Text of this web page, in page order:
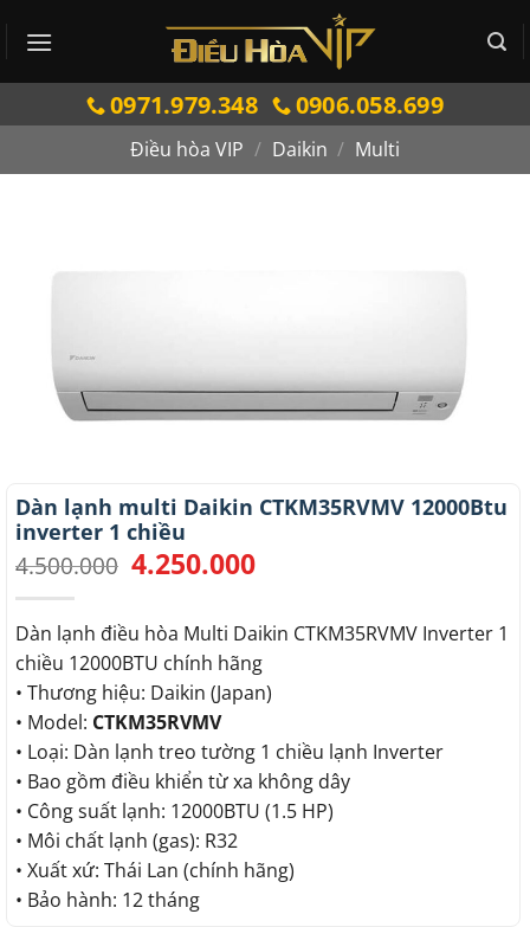
qua
0971.979.348 0906.058.699
Điều hòa VIP / Daikin / Multi
Dàn lạnh multi Daikin CTKM35RVMV 12000Btu
inverter 1 chiều
4.500.000 Giá
gốc
4.500.000.
4.250.000Giá
là:
4.250.000.
Dàn lạnh điều hòa Multi Daikin CTKM35RVMV Inverter 1
chiều 12000BTU chính hãng
• Thương hiệu: Daikin (Japan)
• Model: CTKM35RVMV
• Loại: Dàn lạnh treo tường 1 chiều lạnh Inverter
• Bao gồm điều khiển từ xa không dây
• Công suất lạnh: 12000BTU (1.5 HP)
• Môi chất lạnh (gas): R32
• Xuất xứ: Thái Lan (chính hãng)
• Bảo hành: 12 tháng